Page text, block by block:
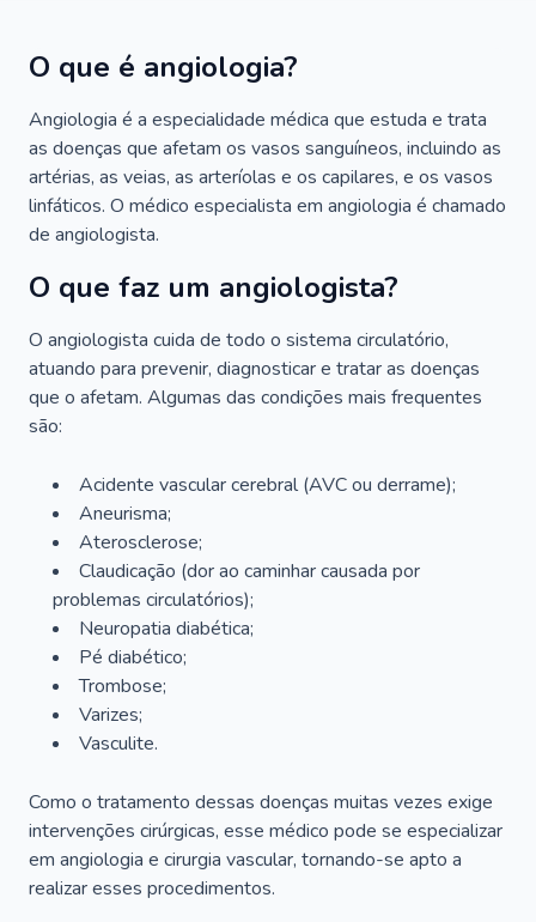
O que é angiologia?
Angiologia é a especialidade médica que estuda e trata
as doenças que afetam os vasos sanguíneos, incluindo as
artérias, as veias, as arteríolas e os capilares, e os vasos
linfáticos. O médico especialista em angiologia é chamado
de angiologista.
O que faz um angiologista?
O angiologista cuida de todo o sistema circulatório,
atuando para prevenir, diagnosticar e tratar as doenças
que o afetam. Algumas das condições mais frequentes
são:
Acidente vascular cerebral (AVC ou derrame);
Aneurisma;
Aterosclerose;
Claudicação (dor ao caminhar causada por
problemas circulatórios);
Neuropatia diabética;
Pé diabético;
Trombose;
Varizes;
Vasculite.
Como o tratamento dessas doenças muitas vezes exige
intervenções cirúrgicas, esse médico pode se especializar
em angiologia e cirurgia vascular, tornando-se apto a
realizar esses procedimentos.